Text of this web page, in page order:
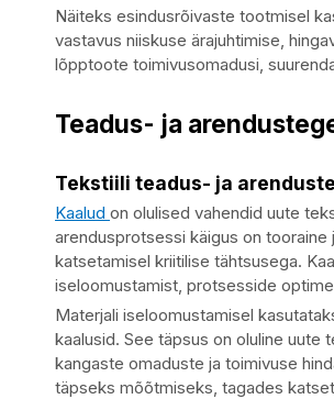
Näiteks esindusrõivaste tootmisel
vastavus niiskuse ärajuhtimise,
lõpptoote toimivusomadusi,
Teadus- ja
Tekstiili teadus- ja
Kaalud on olulised vahendid uute
arendusprotsessi käigus on
katsetamisel kriitilise tähtsusega.
iseloomustamist, protsesside
Materjali iseloomustamisel
kaalusid. See täpsus on oluline uute
kangaste omaduste ja toimivuse
täpseks mõõtmiseks, tagades